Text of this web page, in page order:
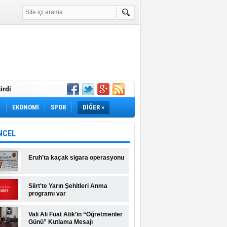
İş Arayanlar
Açıklandı!
Fiyatlar ve
EKONOMİ SPOR DİĞER »
Eruh'ta kaçak sigara operasyonu
Siirt'te Yarın Şehitleri Anma
programı var
Vali Ali Fuat Atik’in “Öğretmenler
Günü” Kutlama Mesajı